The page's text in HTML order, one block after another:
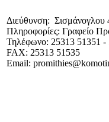
Διεύθυνση:
Πληροφορίες: Γραφείο
Τηλέφωνο: 25313 51351 -
FAX: 25313 51535
Email: